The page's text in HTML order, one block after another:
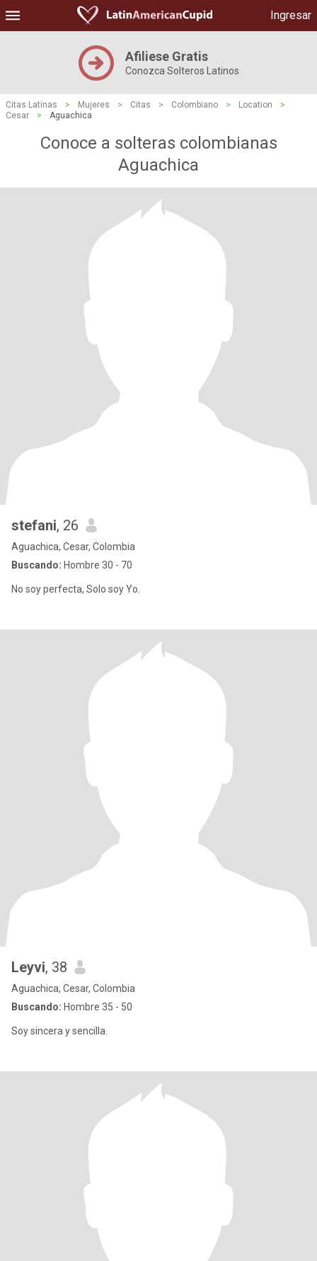
Ingresar
Afiliese Gratis
Conozca Solteros Latinos
Citas Latinas > Mujeres > Citas > Colombiano > Location
>
Cesar
> Aguachica
Conoce a solteras colombianas
Aguachica
stefani, 26
Aguachica, Cesar, Colombia
Buscando: Hombre 30 - 70
No soy perfecta, Solo soy Yo.
Leyvi, 38
Aguachica, Cesar, Colombia
Buscando: Hombre 35 - 50
Soy sincera y sencilla.